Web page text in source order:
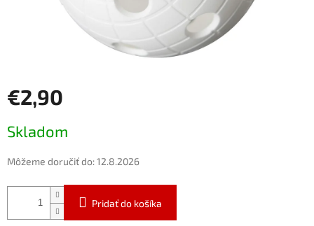
€2,90
cena:
Skladom
Môžeme doručiť do:12.8.2026
Pridať do košíka